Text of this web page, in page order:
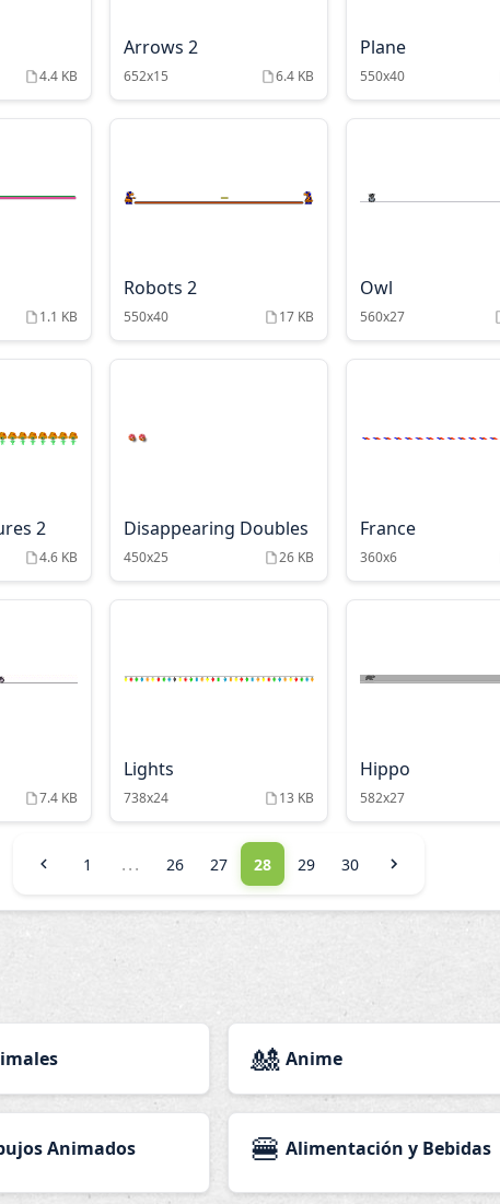
4.4 KB
Arrows 2
652x15 6.4 KB
Plane
550x40
1.1 KB
Robots 2
550x40 17 KB
Owl
560x27
2
4.6 KB
Disappearing Doubles
450x25 26 KB
France
360x6
7.4 KB
Lights
738x24 13 KB
Hippo
582x27
1 ... 26 27 28 29 30
🎎 Anime
Animados 🍔 Alimentación y Bebidas